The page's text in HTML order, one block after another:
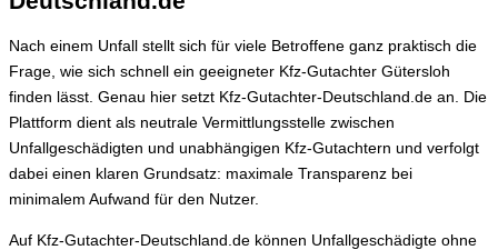
Nach einem Unfall stellt sich für viele Betroffene ganz praktisch die
Frage, wie sich schnell ein geeigneter Kfz-Gutachter Gütersloh
finden lässt. Genau hier setzt Kfz-Gutachter-Deutschland.de an. Die
Plattform dient als neutrale Vermittlungsstelle zwischen
Unfallgeschädigten und unabhängigen Kfz-Gutachtern und verfolgt
dabei einen klaren Grundsatz: maximale Transparenz bei
minimalem Aufwand für den Nutzer.
Auf Kfz-Gutachter-Deutschland.de können Unfallgeschädigte ohne